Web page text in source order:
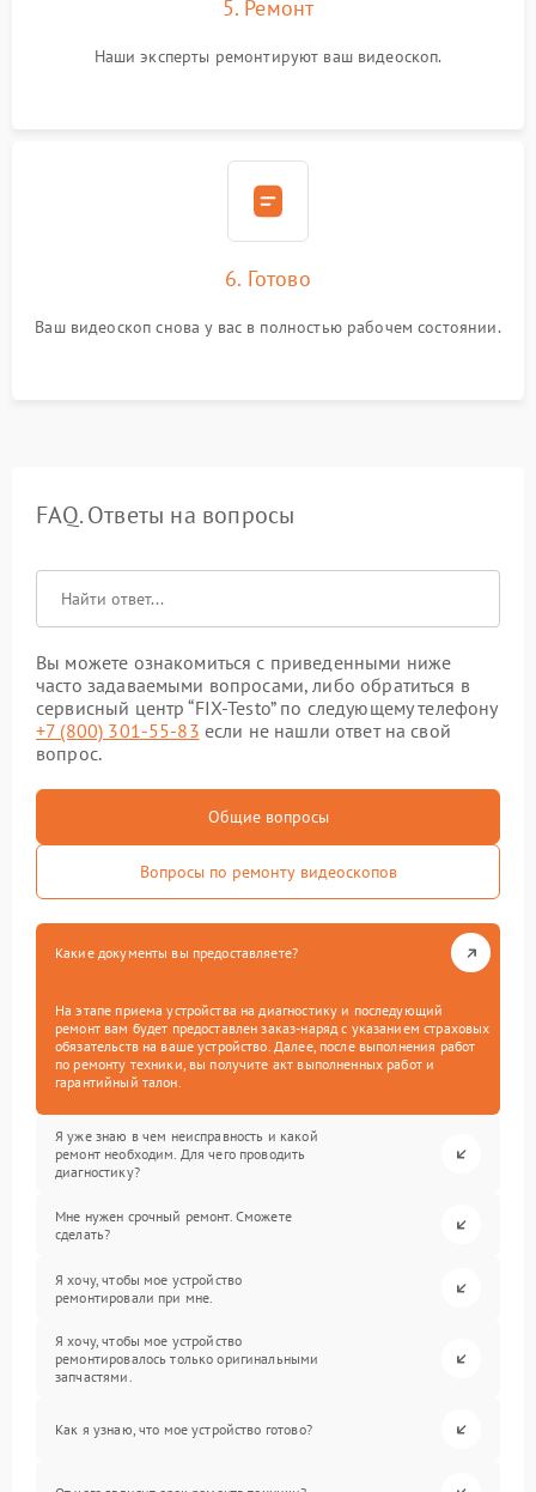
5. Ремонт
Наши эксперты ремонтируют ваш видеоскоп.
6. Готово
Ваш видеоскоп снова у вас в полностью рабочем состоянии.
FAQ. Ответы на вопросы
Вы можете ознакомиться с приведенными ниже
часто задаваемыми вопросами, либо обратиться в
сервисный центр “FIX-Testo” по следующему телефону
+7 (800) 301-55-83 если не нашли ответ на свой
вопрос.
Общие вопросы
Вопросы по ремонту видеоскопов
Какие документы вы предоставляете?
На этапе приема устройства на диагностику и последующий
ремонт вам будет предоставлен заказ-наряд с указанием страховых
обязательств на ваше устройство. Далее, после выполнения работ
по ремонту техники, вы получите акт выполненных работ и
гарантийный талон.
Я уже знаю в чем неисправность и какой
ремонт необходим. Для чего проводить
диагностику?
Мне нужен срочный ремонт. Сможете
сделать?
Я хочу, чтобы мое устройство
ремонтировали при мне.
Я хочу, чтобы мое устройство
ремонтировалось только оригинальными
запчастями.
Как я узнаю, что мое устройство готово?